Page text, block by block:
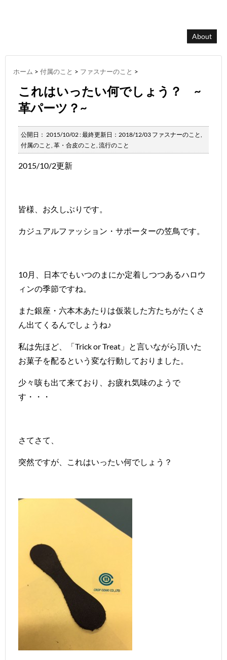
About
ホーム > 付属のこと > ファスナーのこと >
これはいったい何でしょう？ ~
革パーツ？~
公開日： 2015/10/02: 最終更新日：2018/12/03 ファスナーのこと,
付属のこと, 革・合皮のこと, 流行のこと
2015/10/2更新
皆様、お久しぶりです。
カジュアルファッション・サポーターの笠鳥です。
10月、日本でもいつのまにか定着しつつあるハロウ
ィンの季節ですね。
また銀座・六本木あたりは仮装した方たちがたくさ
ん出てくるんでしょうね♪
私は先ほど、「Trick or Treat」と言いながら頂いた
お菓子を配るという変な行動しておりました。
少々咳も出て来ており、お疲れ気味のようで
す・・・
さてさて、
突然ですが、これはいったい何でしょう？